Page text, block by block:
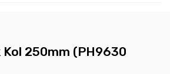
Kol 250mm (PH9630